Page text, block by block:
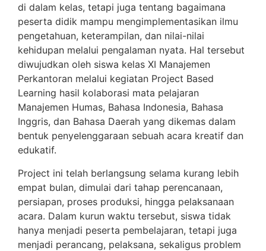
di dalam kelas, tetapi juga tentang bagaimana
peserta didik mampu mengimplementasikan ilmu
pengetahuan, keterampilan, dan nilai-nilai
kehidupan melalui pengalaman nyata. Hal tersebut
diwujudkan oleh siswa kelas XI Manajemen
Perkantoran melalui kegiatan Project Based
Learning hasil kolaborasi mata pelajaran
Manajemen Humas, Bahasa Indonesia, Bahasa
Inggris, dan Bahasa Daerah yang dikemas dalam
bentuk penyelenggaraan sebuah acara kreatif dan
edukatif.
Project ini telah berlangsung selama kurang lebih
empat bulan, dimulai dari tahap perencanaan,
persiapan, proses produksi, hingga pelaksanaan
acara. Dalam kurun waktu tersebut, siswa tidak
hanya menjadi peserta pembelajaran, tetapi juga
menjadi perancang, pelaksana, sekaligus problem